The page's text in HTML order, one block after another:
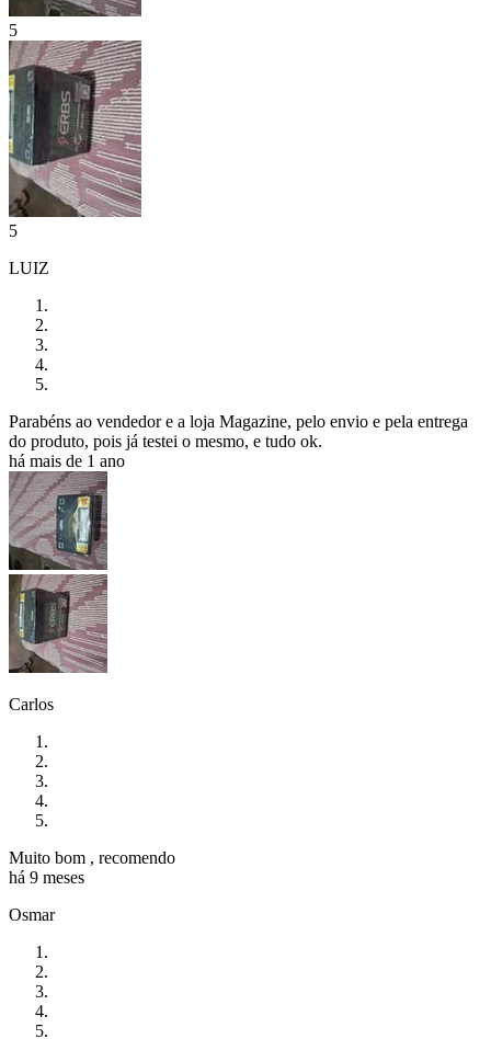
5
5
LUIZ
Parabéns ao vendedor e a loja Magazine, pelo envio e pela entrega
do produto, pois já testei o mesmo, e tudo ok.
há mais de 1 ano
Carlos
Muito bom , recomendo
há 9 meses
Osmar